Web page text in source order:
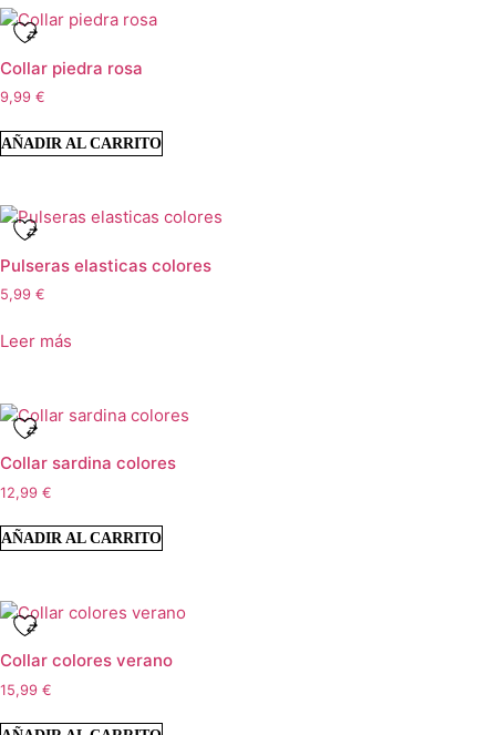
Collar piedra rosa
9,99 €
AÑADIR AL CARRITO
Pulseras elasticas colores
5,99 €
Leer más
Collar sardina colores
12,99 €
AÑADIR AL CARRITO
Collar colores verano
15,99 €